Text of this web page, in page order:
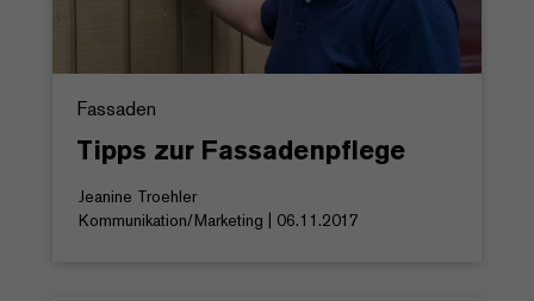
Fassaden
Tipps zur Fassadenpflege
Jeanine Troehler
Kommunikation/Marketing | 06.11.2017